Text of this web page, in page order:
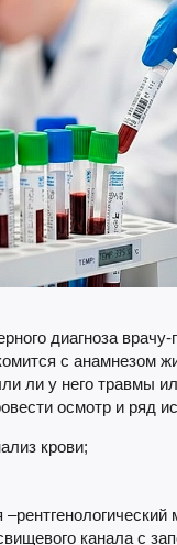
диагноза врачу-
с анамнезом
ли у него травмы
осмотр и ряд
крови;
канала с